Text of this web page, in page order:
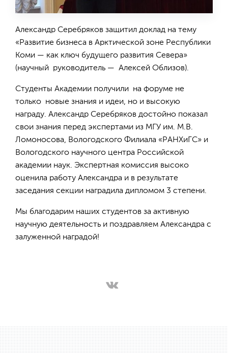
Александр Серебряков защитил доклад на тему
«Развитие бизнеса в Арктической зоне Республики
Коми — как ключ будущего развития Севера»
(научный руководитель — Алексей Облизов).
Студенты Академии получили на форуме не
только новые знания и идеи, но и высокую
награду. Александр Серебряков достойно показал
свои знания перед экспертами из МГУ им. М.В.
Ломоносова, Вологодского Филиала «РАНХиГС» и
Вологодского научного центра Российской
академии наук. Экспертная комиссия высоко
оценила работу Александра и в результате
заседания секции наградила дипломом 3 степени.
Мы благодарим наших студентов за активную
научную деятельность и поздравляем Александра с
залуженной наградой!